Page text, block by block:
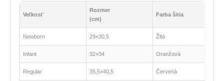
Veľkosť
Rozmer
(cm)
Farba šitia
Newborn 29×30,5 Žltá
Infant 32×34 Oranžová
Regular 35,5×40,5 Červená